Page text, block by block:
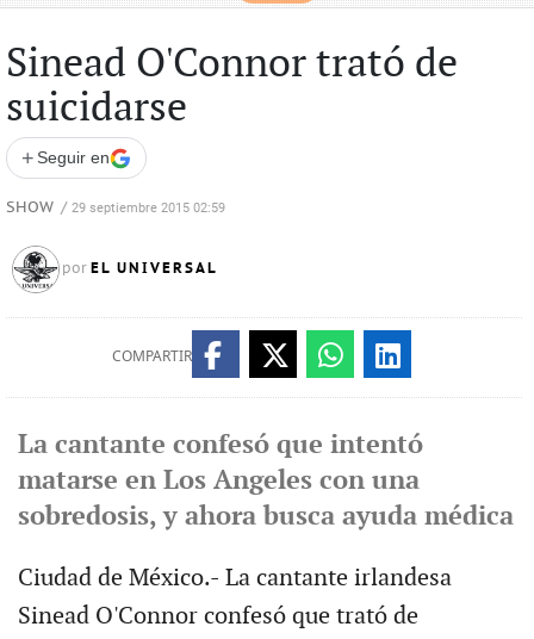
Sinead O'Connor trató de
suicidarse
+ Seguir en
SHOW / 29 septiembre 2015 02:59
por EL UNIVERSAL
COMPARTIR
La cantante confesó que intentó
matarse en Los Angeles con una
sobredosis, y ahora busca ayuda médica
Ciudad de México.- La cantante irlandesa
Sinead O'Connor confesó que trató de